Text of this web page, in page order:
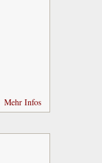
Mehr Infos